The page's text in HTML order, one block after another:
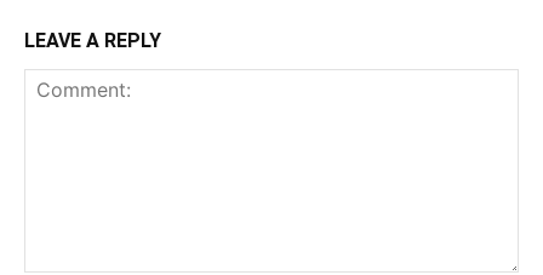
LEAVE A REPLY